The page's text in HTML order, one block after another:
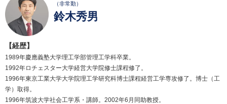
（非常勤）
鈴木秀男
【経歴】
1989年慶應義塾大学理工学部管理工学科卒業。
1992年ロチェスター大学経営大学院修士課程修了。
1996年東京工業大学大学院理工学研究科博士課程経営工学専攻修了。博士（工
学）取得。
1996年筑波大学社会工学系・講師。2002年6月同助教授。